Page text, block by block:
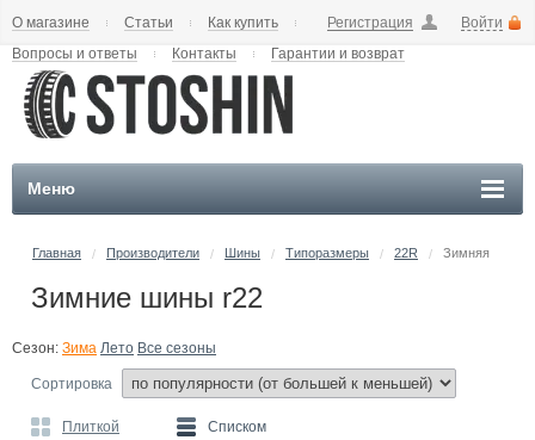
Регистрация Войти
О магазине Статьи
Как купить
Вопросы и ответы
Контакты Гарантии и возврат
Меню
Главная / Производители / Шины / Типоразмеры / 22R / Зимняя
Зимние шины r22
Сезон: Зима Лето Все сезоны
Сортировка
Плиткой Списком